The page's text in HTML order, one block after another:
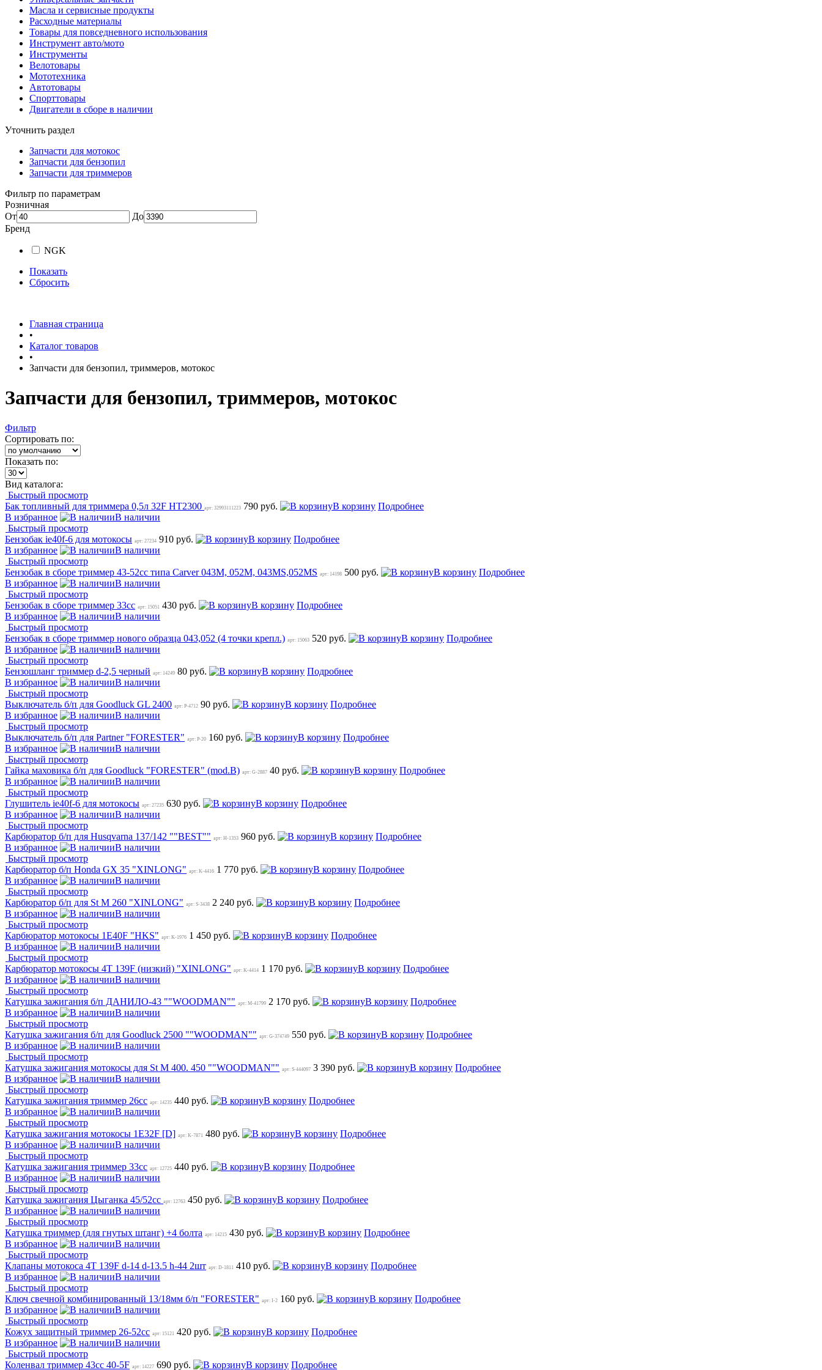
Масла и сервисные продукты
Расходные материалы
Товары для повседневного использования
Инструмент авто/мото
Инструменты
Велотовары
Мототехника
Автотовары
Спорттовары
Двигатели в сборе в наличии
Уточнить раздел
Запчасти для мотокос
Запчасти для бензопил
Запчасти для триммеров
Фильтр по параметрам
Розничная
От
До
Бренд
NGK
Показать
Сбросить
Главная страница
•
Каталог товаров
•
Запчасти для бензопил, триммеров, мотокос
Запчасти для бензопил, триммеров, мотокос
Фильтр
Сортировать по:
Показать по:
Вид каталога:
Быстрый просмотр
Бак топливный для триммера 0,5л 32F HT2300 арт: 32993111223 790 руб. В корзину Подробнее
В избранное
В наличии
Быстрый просмотр
Бензобак ie40f-6 для мотокосы арт: 27234 910 руб. В корзину Подробнее
В избранное
В наличии
Быстрый просмотр
Бензобак в сборе триммер 43-52сс типа Carver 043M, 052M, 043MS,052MS арт: 14198 500 руб. В корзину Подробнее
В избранное
В наличии
Быстрый просмотр
Бензобак в сборе триммер 33сс арт: 15051 430 руб. В корзину Подробнее
В избранное
В наличии
Быстрый просмотр
Бензобак в сборе триммер нового образца 043,052 (4 точки крепл.) арт: 15063 520 руб. В корзину Подробнее
В избранное
В наличии
Быстрый просмотр
Бензошланг триммер d-2,5 черный арт: 14249 80 руб. В корзину Подробнее
В избранное
В наличии
Быстрый просмотр
Выключатель б/п для Goodluck GL 2400 арт: P-4712 90 руб. В корзину Подробнее
В избранное
В наличии
Быстрый просмотр
Выключатель б/п для Partner "FORESTER" арт: P-20 160 руб. В корзину Подробнее
В избранное
В наличии
Быстрый просмотр
Гайка маховика б/п для Goodluck "FORESTER" (mod.B) арт: G-2887 40 руб. В корзину Подробнее
В избранное
В наличии
Быстрый просмотр
Глушитель ie40f-6 для мотокосы арт: 27235 630 руб. В корзину Подробнее
В избранное
В наличии
Быстрый просмотр
Карбюратор б/п для Husqvarna 137/142 ""BEST"" арт: H-1353 960 руб. В корзину Подробнее
В избранное
В наличии
Быстрый просмотр
Карбюратор б/п Honda GX 35 "XINLONG" арт: K-4416 1 770 руб. В корзину Подробнее
В избранное
В наличии
Быстрый просмотр
Карбюратор б/п для St M 260 "XINLONG" арт: S-3438 2 240 руб. В корзину Подробнее
В избранное
В наличии
Быстрый просмотр
Карбюратор мотокосы 1E40F "HKS" арт: K-1976 1 450 руб. В корзину Подробнее
В избранное
В наличии
Быстрый просмотр
Карбюратор мотокосы 4T 139F (низкий) "XINLONG" арт: K-4414 1 170 руб. В корзину Подробнее
В избранное
В наличии
Быстрый просмотр
Катушка зажигания б/п ДАНИЛО-43 ""WOODMAN"" арт: M-41799 2 170 руб. В корзину Подробнее
В избранное
В наличии
Быстрый просмотр
Катушка зажигания б/п для Goodluck 2500 ""WOODMAN"" арт: G-374749 550 руб. В корзину Подробнее
В избранное
В наличии
Быстрый просмотр
Катушка зажигания мотокосы для St M 400. 450 ""WOODMAN"" арт: S-444097 3 390 руб. В корзину Подробнее
В избранное
В наличии
Быстрый просмотр
Катушка зажигания триммер 26cc арт: 14235 440 руб. В корзину Подробнее
В избранное
В наличии
Быстрый просмотр
Катушка зажигания мотокосы 1E32F [D] арт: K-7871 480 руб. В корзину Подробнее
В избранное
В наличии
Быстрый просмотр
Катушка зажигания триммер 33сс арт: 12725 440 руб. В корзину Подробнее
В избранное
В наличии
Быстрый просмотр
Катушка зажигания Цыганка 45/52cc арт: 12763 450 руб. В корзину Подробнее
В избранное
В наличии
Быстрый просмотр
Катушка триммер (для гнутых штанг) +4 болта арт: 14215 430 руб. В корзину Подробнее
В избранное
В наличии
Быстрый просмотр
Клапаны мотокоса 4T 139F d-14 d-13.5 h-44 2шт арт: D-1811 410 руб. В корзину Подробнее
В избранное
В наличии
Быстрый просмотр
Ключ свечной комбинированный 13/18мм б/п "FORESTER" арт: I-2 160 руб. В корзину Подробнее
В избранное
В наличии
Быстрый просмотр
Кожух защитный триммер 26-52сс арт: 15121 420 руб. В корзину Подробнее
В избранное
В наличии
Быстрый просмотр
Коленвал триммер 43сс 40-5F арт: 14227 690 руб. В корзину Подробнее